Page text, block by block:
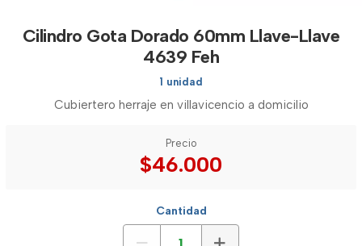
Cilindro Gota Dorado 60mm Llave-Llave
4639 Feh
1 unidad
Cubiertero herraje en villavicencio a domicilio
Precio
$46.000
Cantidad